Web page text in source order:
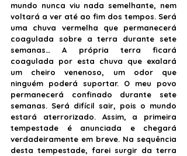
mundo nunca viu nada semelhante, nem
voltará a ver até ao fim dos tempos. Será
uma chuva vermelha que permanecerá
coagulada sobre a terra durante sete
semanas… A própria terra ficará
coagulada por esta chuva que exalará
um cheiro venenoso, um odor que
ninguém poderá suportar. O meu povo
permanecerá confinado durante sete
semanas. Será difícil sair, pois o mundo
estará aterrorizado. Assim, a primeira
tempestade é anunciada e chegará
verdadeiramente em breve. Na sequência
desta tempestade, farei surgir da terra